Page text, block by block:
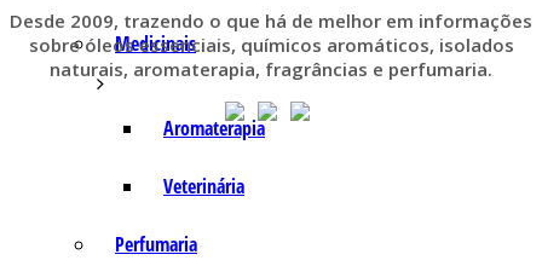
Medicinais
Aromaterapia
Veterinária
Perfumaria
Desde 2009, trazendo o que há de melhor em informações
sobre óleos essenciais, químicos aromáticos, isolados
naturais, aromaterapia, fragrâncias e perfumaria.